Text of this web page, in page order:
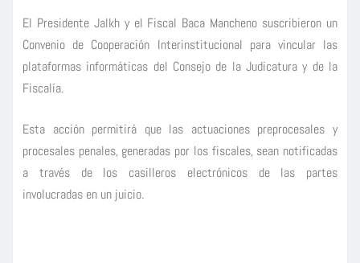
El Presidente Jalkh y el Fiscal Baca Mancheno suscribieron un
Convenio de Cooperación Interinstitucional para vincular las
plataformas informáticas del Consejo de la Judicatura y de la
Fiscalía.
Esta acción permitirá que las actuaciones preprocesales y
procesales penales, generadas por los fiscales, sean notificadas
a través de los casilleros electrónicos de las partes
involucradas en un juicio.